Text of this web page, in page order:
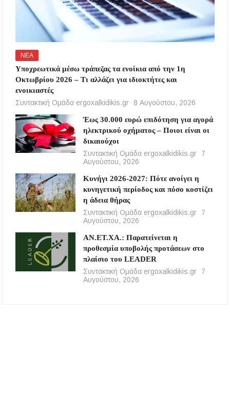
ΝΕΑ
Υποχρεωτικά μέσω τράπεζας τα ενοίκια από την 1η
Οκτωβρίου 2026 – Τι αλλάζει για ιδιοκτήτες και
ενοικιαστές
Συντακτική Ομάδα ergoxalkidikis.gr
8 Αυγούστου, 2026
Έως 30.000 ευρώ επιδότηση για αγορά
ηλεκτρικού οχήματος – Ποιοι είναι οι
δικαιούχοι
Συντακτική Ομάδα ergoxalkidikis.gr
7
Αυγούστου, 2026
Κυνήγι 2026-2027: Πότε ανοίγει η
κυνηγετική περίοδος και πόσο κοστίζει
η άδεια θήρας
Συντακτική Ομάδα ergoxalkidikis.gr
7
Αυγούστου, 2026
ΑΝ.ΕΤ.ΧΑ.: Παρατείνεται η
προθεσμία υποβολής προτάσεων στο
πλαίσιο του LEADER
Συντακτική Ομάδα ergoxalkidikis.gr
7
Αυγούστου, 2026